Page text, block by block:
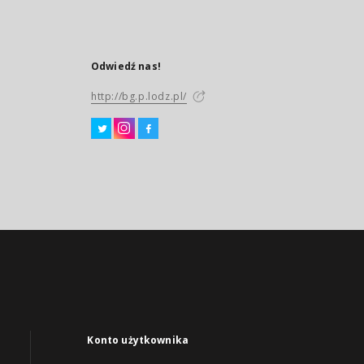
Odwiedź nas!
http://bg.p.lodz.pl/
Konto użytkownika